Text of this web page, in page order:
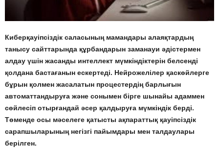
Киберқауіпсіздік саласының мамандары алаяқтардың
танысу сайттарында құрбандарын заманауи әдістермен
алдау үшін жасанды интеллект мүмкіндіктерін белсенді
қолдана бастағанын ескертеді. Нейрожелілер қаскөйлерге
бұрын қолмен жасалатын процестердің барлығын
автоматтандыруға және сонымен бірге шынайы адаммен
сөйлесіп отырғандай әсер қалдыруға мүмкіндік берді.
Төменде осы мәселеге қатысты ақпараттық қауіпсіздік
сарапшыларының негізгі пайымдары мен талдаулары
берілген.